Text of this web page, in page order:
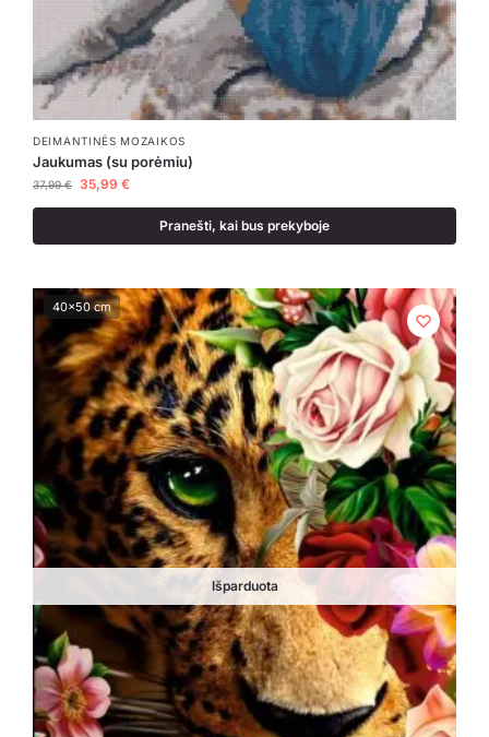
DEIMANTINĖS MOZAIKOS
Jaukumas (su porėmiu)
37,99€ 35,99 €
Pranešti, kai bus prekyboje
40x50 cm
Išparduota